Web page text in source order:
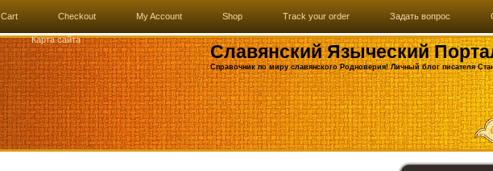
Cart Checkout My Account Shop Track your order Задать вопрос
Карта сайта
Славянский Языческий
Справочник по миру славянского Родноверия! Личный блог писателя